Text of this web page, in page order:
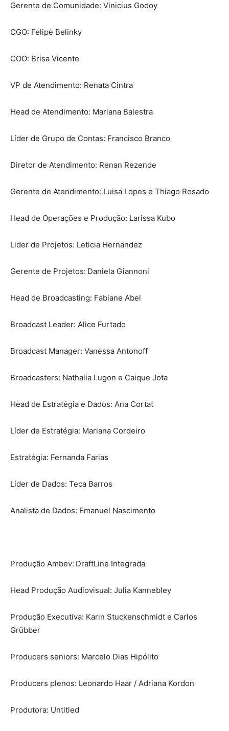
Gerente de Comunidade: Vinicius Godoy
CGO: Felipe Belinky
COO: Brisa Vicente
VP de Atendimento: Renata Cintra
Head de Atendimento: Mariana Balestra
Líder de Grupo de Contas: Francisco Branco
Diretor de Atendimento: Renan Rezende
Gerente de Atendimento: Luisa Lopes e Thiago Rosado
Head de Operações e Produção: Larissa Kubo
Lider de Projetos: Leticia Hernandez
Gerente de Projetos: Daniela Giannoni
Head de Broadcasting: Fabiane Abel
Broadcast Leader: Alice Furtado
Broadcast Manager: Vanessa Antonoff
Broadcasters: Nathalia Lugon e Caique Jota
Head de Estratégia e Dados: Ana Cortat
Líder de Estratégia: Mariana Cordeiro
Estratégia: Fernanda Farias
Líder de Dados: Teca Barros
Analista de Dados: Emanuel Nascimento
Produção Ambev: DraftLine Integrada
Head Produção Audiovisual: Julia Kannebley
Produção Executiva: Karin Stuckenschmidt e Carlos
Grübber
Producers seniors: Marcelo Dias Hipólito
Producers plenos: Leonardo Haar / Adriana Kordon
Produtora: Untitled